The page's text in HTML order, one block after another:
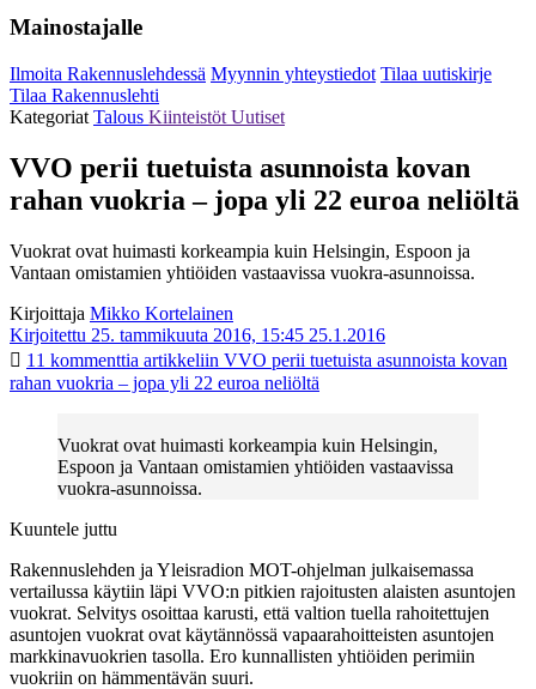
Mainostajalle
Ilmoita Rakennuslehdessä Myynnin yhteystiedot Tilaa uutiskirje
Tilaa Rakennuslehti
Kategoriat Talous Kiinteistöt Uutiset
VVO perii tuetuista asunnoista kovan
rahan vuokria – jopa yli 22 euroa neliöltä
Vuokrat ovat huimasti korkeampia kuin Helsingin, Espoon ja
Vantaan omistamien yhtiöiden vastaavissa vuokra-asunnoissa.
Kirjoittaja Mikko Kortelainen
Kirjoitettu 25. tammikuuta 2016, 15:45 25.1.2016
11 kommenttia artikkeliin VVO perii tuetuista asunnoista kovan
rahan vuokria – jopa yli 22 euroa neliöltä
Vuokrat ovat huimasti korkeampia kuin Helsingin,
Espoon ja Vantaan omistamien yhtiöiden vastaavissa
vuokra-asunnoissa.
Kuuntele juttu
Rakennuslehden ja Yleisradion MOT-ohjelman julkaisemassa
vertailussa käytiin läpi VVO:n pitkien rajoitusten alaisten asuntojen
vuokrat. Selvitys osoittaa karusti, että valtion tuella rahoitettujen
asuntojen vuokrat ovat käytännössä vapaarahoitteisten asuntojen
markkinavuokrien tasolla. Ero kunnallisten yhtiöiden perimiin
vuokriin on hämmentävän suuri.